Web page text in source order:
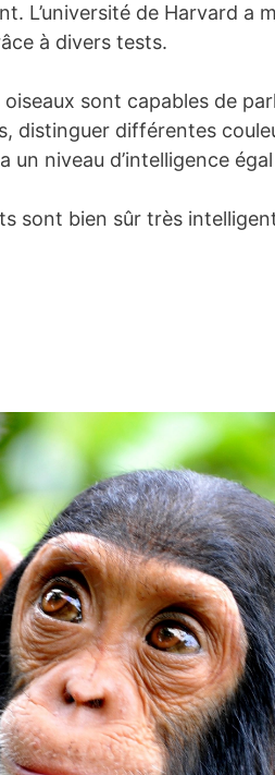
L’université de Harvard a
à divers tests.
sont capables de
distinguer différentes
niveau d’intelligence
sont bien sûr très